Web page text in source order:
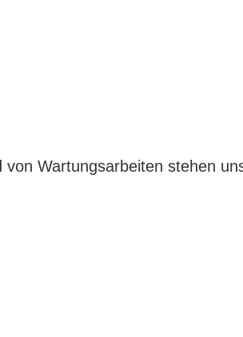
von Wartungsarbeiten stehen